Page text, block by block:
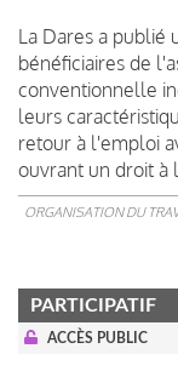
La Dares a publié
bénéficiaires de
conventionnelle
leurs
retour à l'emploi
ouvrant un droit à
ORGANISATION DU
PARTICIPATIF
ACCÈS PUBLIC